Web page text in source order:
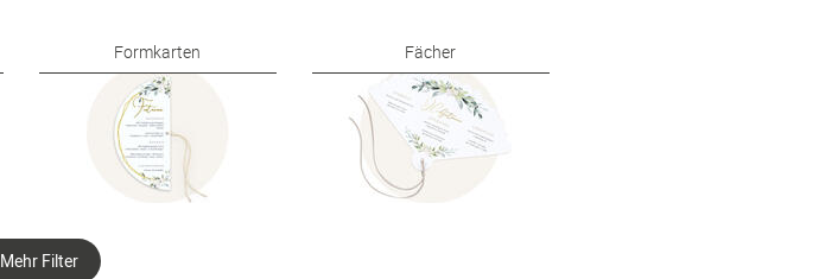
Formkarten Fächer
Mehr Filter